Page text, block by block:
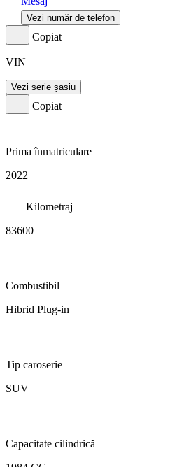
Vezi număr de telefon
Copiat
VIN
Vezi serie șasiu
Copiat
Prima înmatriculare
2022
Kilometraj
83600
Combustibil
Hibrid Plug-in
Tip caroserie
SUV
Capacitate cilindrică